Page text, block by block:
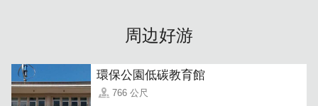
周边好游
環保公園低碳教育館
766 公尺